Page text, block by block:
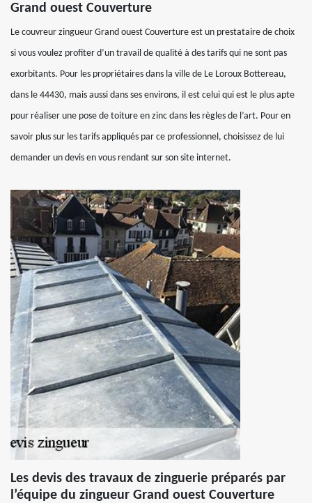
Grand ouest Couverture
Le couvreur zingueur Grand ouest Couverture est un prestataire de choix
si vous voulez profiter d’un travail de qualité à des tarifs qui ne sont pas
exorbitants. Pour les propriétaires dans la ville de Le Loroux Bottereau,
dans le 44430, mais aussi dans ses environs, il est celui qui est le plus apte
pour réaliser une pose de toiture en zinc dans les règles de l’art. Pour en
savoir plus sur les tarifs appliqués par ce professionnel, choisissez de lui
demander un devis en vous rendant sur son site internet.
Les devis des travaux de zinguerie préparés par
l’équipe du zingueur Grand ouest Couverture